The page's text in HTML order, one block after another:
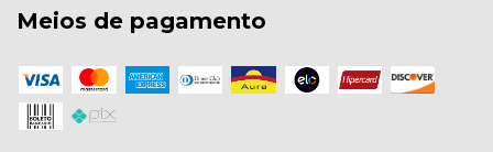
Meios de pagamento